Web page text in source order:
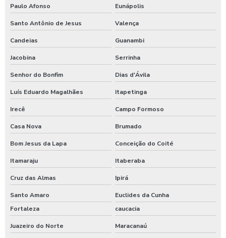
Paulo Afonso Eunápolis
Santo Antônio de Jesus Valença
Candeias Guanambi
Jacobina Serrinha
Senhor do Bonfim Dias d'Ávila
Luís Eduardo Magalhães Itapetinga
Irecê Campo Formoso
Casa Nova Brumado
Bom Jesus da Lapa Conceição do Coité
Itamaraju Itaberaba
Cruz das Almas Ipirá
Santo Amaro
Euclides da Cunha
Fortaleza
caucacia
Juazeiro do Norte Maracanaú